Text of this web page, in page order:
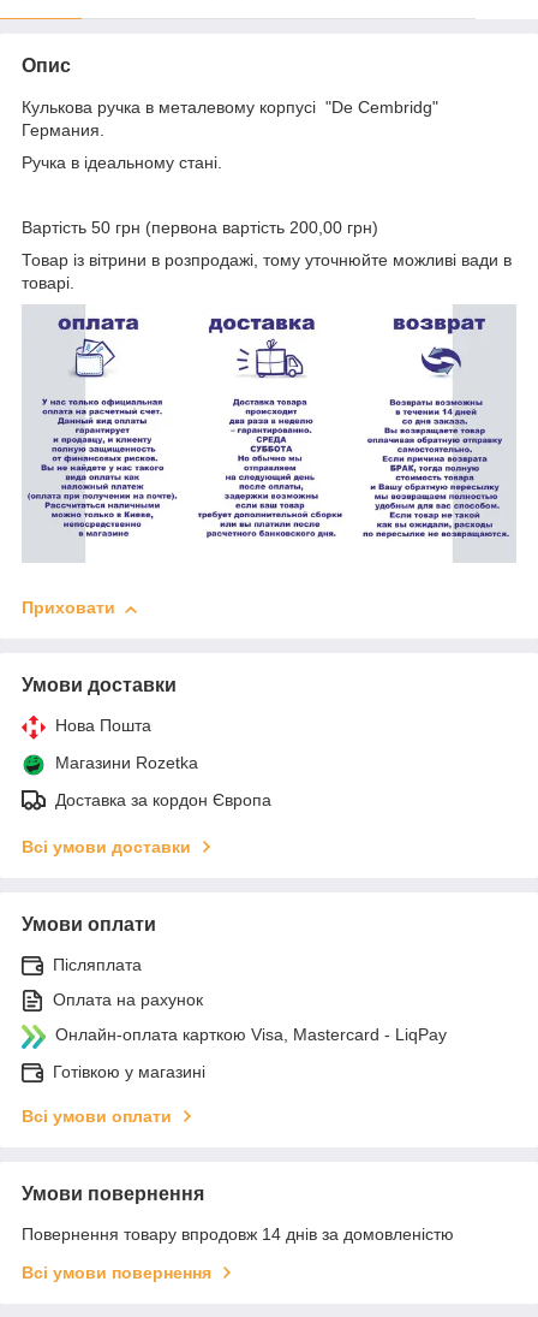
Опис
Кулькова ручка в металевому корпусі "De Cembridg"
Германия.
Ручка в ідеальному стані.
Вартість 50 грн (первона вартість 200,00 грн)
Товар із вітрини в розпродажі, тому уточнюйте можливі вади в
товарі.
Приховати
Умови доставки
Нова Пошта
Магазини Rozetka
Доставка за кордон Європа
Всі умови доставки
Умови оплати
Післяплата
Оплата на рахунок
Онлайн-оплата карткою Visa, Mastercard - LiqPay
Готівкою у магазині
Всі умови оплати
Умови повернення
Повернення товару впродовж 14 днів за домовленістю
Всі умови повернення